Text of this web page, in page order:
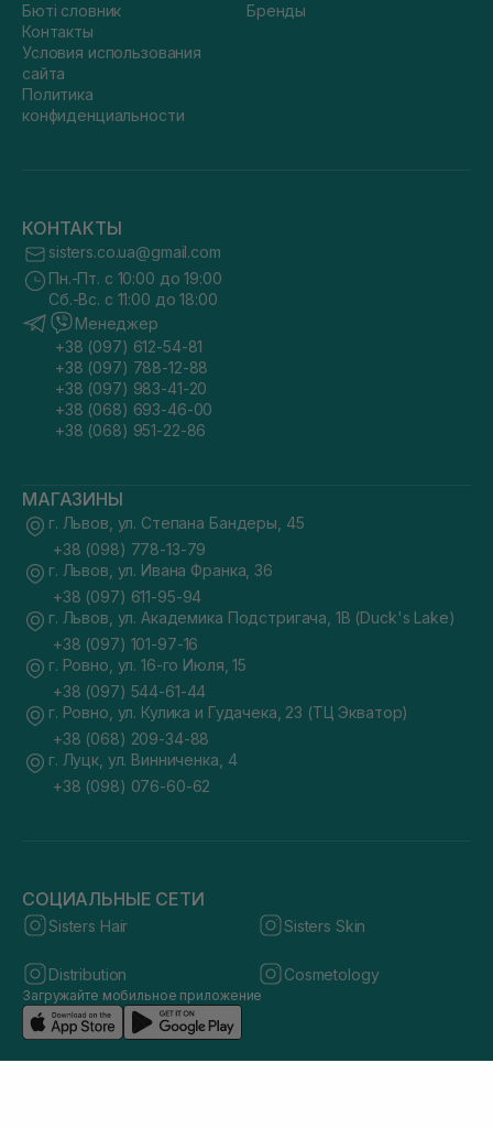
Бюті словник
Контакты
Условия использования
сайта
Политика
конфиденциальности
Бренды
КОНТАКТЫ
sisters.co.ua@gmail.com
Пн.-Пт. с 10:00 до 19:00
Сб.-Вс. с 11:00 до 18:00
Менеджер
+38 (097) 612-54-81
+38 (097) 788-12-88
+38 (097) 983-41-20
+38 (068) 693-46-00
+38 (068) 951-22-86
МАГАЗИНЫ
г. Львов, ул. Степана Бандеры, 45
+38 (098) 778-13-79
г. Львов, ул. Ивана Франка, 36
+38 (097) 611-95-94
г. Львов, ул. Академика Подстригача, 1В (Duck's Lake)
+38 (097) 101-97-16
г. Ровно, ул. 16-го Июля, 15
+38 (097) 544-61-44
г. Ровно, ул. Кулика и Гудачека, 23 (ТЦ Экватор)
+38 (068) 209-34-88
г. Луцк, ул. Винниченка, 4
+38 (098) 076-60-62
СОЦИАЛЬНЫЕ СЕТИ
Sisters Hair Sisters Skin
Distribution Cosmetology
Загружайте мобильное приложение